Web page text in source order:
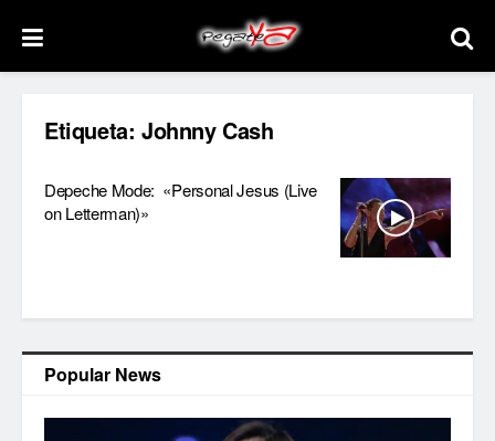
Etiqueta: Johnny Cash
Depeche Mode: «Personal Jesus (Live
on Letterman)»
Popular News